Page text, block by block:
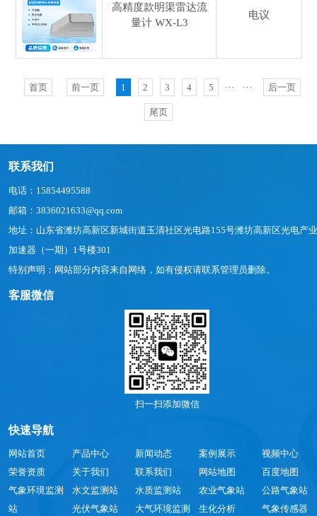
高精度款明渠雷达流
量计 WX-L3
电议
首页 前一页 1 2 3 4 5 ··· ··· 后一页
尾页
联系我们
电话：15854495588
邮箱：3836021633@qq.com
地址：山东省潍坊高新区新城街道玉清社区光电路155号潍坊高新区光电产业
加速器（一期）1号楼301
特别声明：网站部分内容来自网络，如有侵权请联系管理员删除。
客服微信
扫一扫添加微信
快速导航
网站首页 产品中心 新闻动态 案例展示
视频中心
荣誉资质
关于我们 联系我们 网站地图
百度地图
气象环境监测
站
水文监测站 水质监测站 农业气象站
公路气象站
光伏气象站
大气环境监测 生化分析 气象传感器